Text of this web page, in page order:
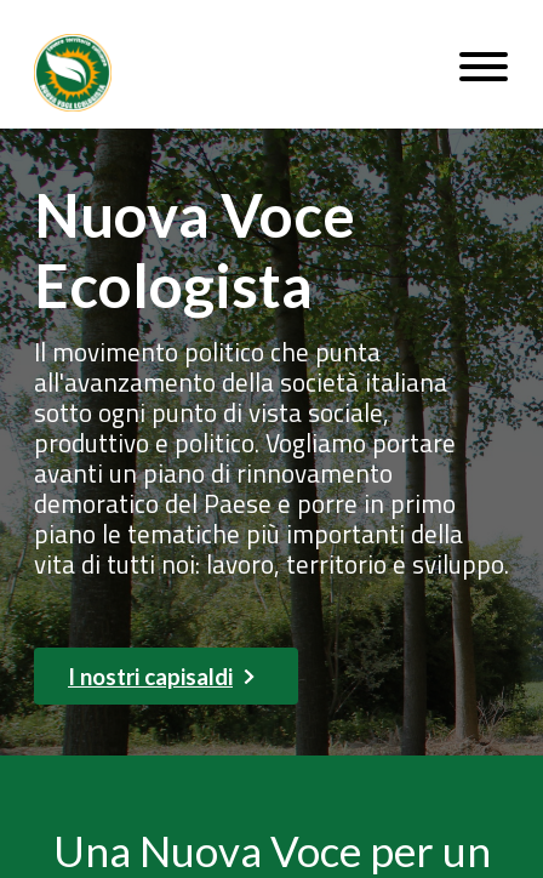
Nuova Voce Ecologista
Nuova Voce
Ecologista
Il movimento politico che punta
all'avanzamento della società italiana
sotto ogni punto di vista sociale,
produttivo e politico. Vogliamo portare
avanti un piano di rinnovamento
demoratico del Paese e porre in primo
piano le tematiche più importanti della
vita di tutti noi: lavoro, territorio e sviluppo.
I nostri capisaldi
Una Nuova Voce per un